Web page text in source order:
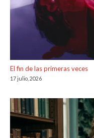
El fin de las primeras veces
17 julio, 2026